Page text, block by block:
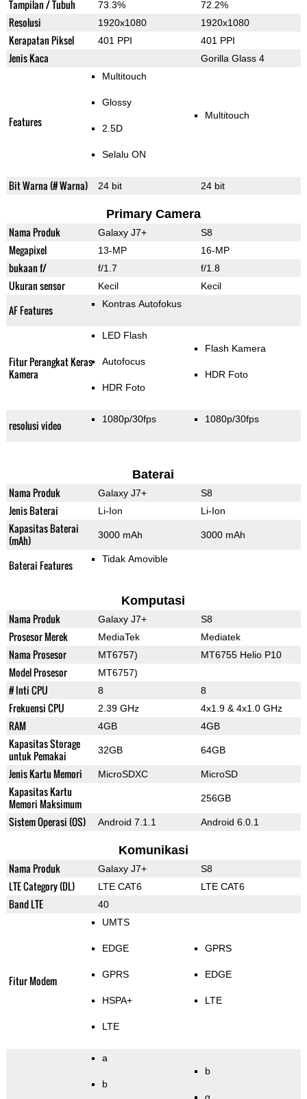
Tampilan / Tubuh 73.3% 72.2%
Resolusi 1920x1080 1920x1080
Kerapatan Piksel 401 PPI 401 PPI
Jenis Kaca Gorilla Glass 4
Features
Multitouch
Glossy
2.5D
Selalu ON
Multitouch
Bit Warna (# Warna) 24 bit 24 bit
Primary Camera
Nama Produk Galaxy J7+ S8
Megapixel 13-MP 16-MP
bukaan f/ f/1.7 f/1.8
Ukuran sensor Kecil Kecil
AF Features Kontras Autofokus
Fitur Perangkat Keras
Kamera
LED Flash
Autofocus
HDR Foto
Flash Kamera
HDR Foto
resolusi video 1080p/30fps 1080p/30fps
Baterai
Nama Produk Galaxy J7+ S8
Jenis Baterai Li-Ion Li-Ion
Kapasitas Baterai
(mAh)
3000 mAh 3000 mAh
Baterai Features Tidak Amovible
Komputasi
Nama Produk Galaxy J7+ S8
Prosesor Merek MediaTek Mediatek
Nama Prosesor MT6757) MT6755 Helio P10
Model Prosesor MT6757)
# Inti CPU 8 8
Frekuensi CPU 2.39 GHz 4x1.9 & 4x1.0 GHz
RAM 4GB 4GB
Kapasitas Storage
untuk Pemakai
32GB 64GB
Jenis Kartu Memori MicroSDXC MicroSD
Kapasitas Kartu
Memori Maksimum
256GB
Sistem Operasi (OS) Android 7.1.1 Android 6.0.1
Komunikasi
Nama Produk Galaxy J7+ S8
LTE Category (DL) LTE CAT6 LTE CAT6
Band LTE 40
Fitur Modem
UMTS
EDGE
GPRS
HSPA+
LTE
GPRS
EDGE
LTE
a
b
b